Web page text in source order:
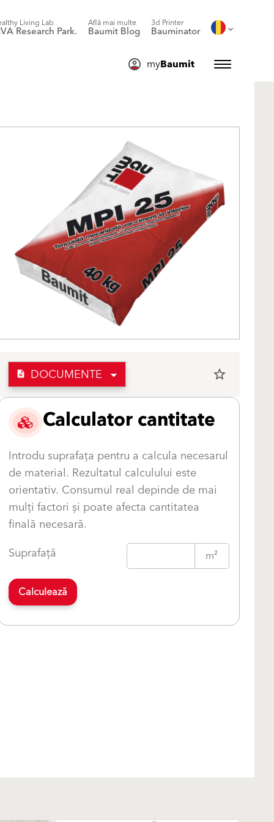
Living Lab
Research Park.
Află mai multe
Baumit Blog
3d Printer
Bauminator
myBaumit
description DOCUMENTE star_border
Calculator cantitate
Introdu suprafața pentru a calcula necesarul
de material. Rezultatul calculului este
orientativ. Consumul real depinde de mai
mulți factori și poate afecta cantitatea
finală necesară.
Suprafață
m²
Calculează